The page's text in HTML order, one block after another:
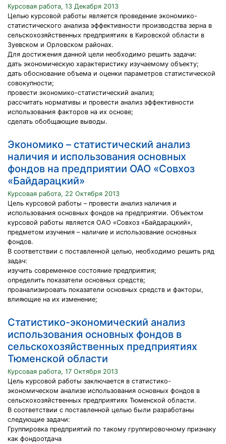
Курсовая работа, 13 Декабря 2013
Целью курсовой работы является проведение экономико-
статистического анализа эффективности производства зерна в
сельскохозяйственных предприятиях в Кировской области в
Зуевском и Орловском районах.
Для достижения данной цели необходимо решить задачи:
дать экономическую характеристику изучаемому объекту;
дать обоснование объема и оценки параметров статистической
совокупности;
провести экономико-статистический анализ;
рассчитать нормативы и провести анализ эффективности
использования факторов на их основе;
сделать обобщающие выводы.
Экономико – статистический анализ
наличия и использования основных
фондов на предприятии ОАО «Совхоз
«Байдарацкий»
Курсовая работа, 22 Октября 2013
Цель курсовой работы – провести анализ наличия и
использования основных фондов на предприятии. Объектом
курсовой работы является ОАО «Совхоз «Байдарацкий»,
предметом изучения – наличие и использование основных
фондов.
В соответствии с поставленной целью, необходимо решить ряд
задач:
изучить современное состояние предприятия;
определить показатели основных средств;
проанализировать показатели основных средств и факторы,
влияющие на их изменение;
Статистико-экономический анализ
использования основных фондов в
сельскохозяйственных предприятиях
Тюменской области
Курсовая работа, 17 Октября 2013
Цель курсовой работы заключается в статистико-
экономическом анализе использования основных фондов в
сельскохозяйственных предприятиях Тюменской области.
В соответствии с поставленной целью были разработаны
следующие задачи:
Группировка предприятий по такому группировочному признаку
как фондоотдача